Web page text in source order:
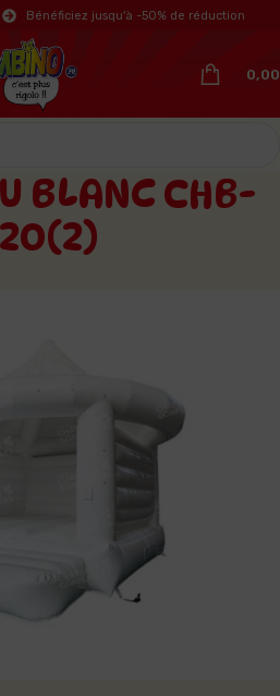
Bénéficiez jusqu'à -50% de réduction
0,00
BLANC CHB-